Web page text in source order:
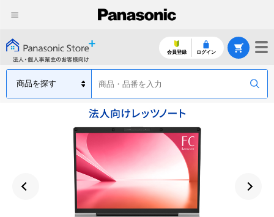
会員登録 ログイン